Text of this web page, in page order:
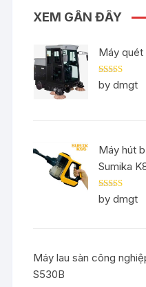
XEM GẦN ĐÂY
Máy quét
Rated5out
of 5
by dmgt
Máy hút
Sumika
Rated5out
of 5
by dmgt
Máy lau sàn công
S530B